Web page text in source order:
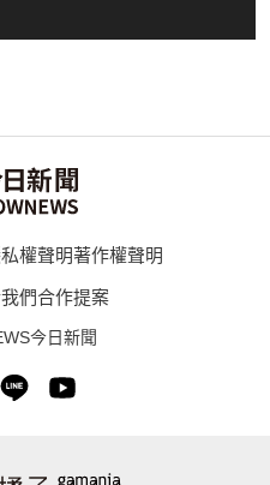
權聲明著作權聲明
們合作提案
今日新聞